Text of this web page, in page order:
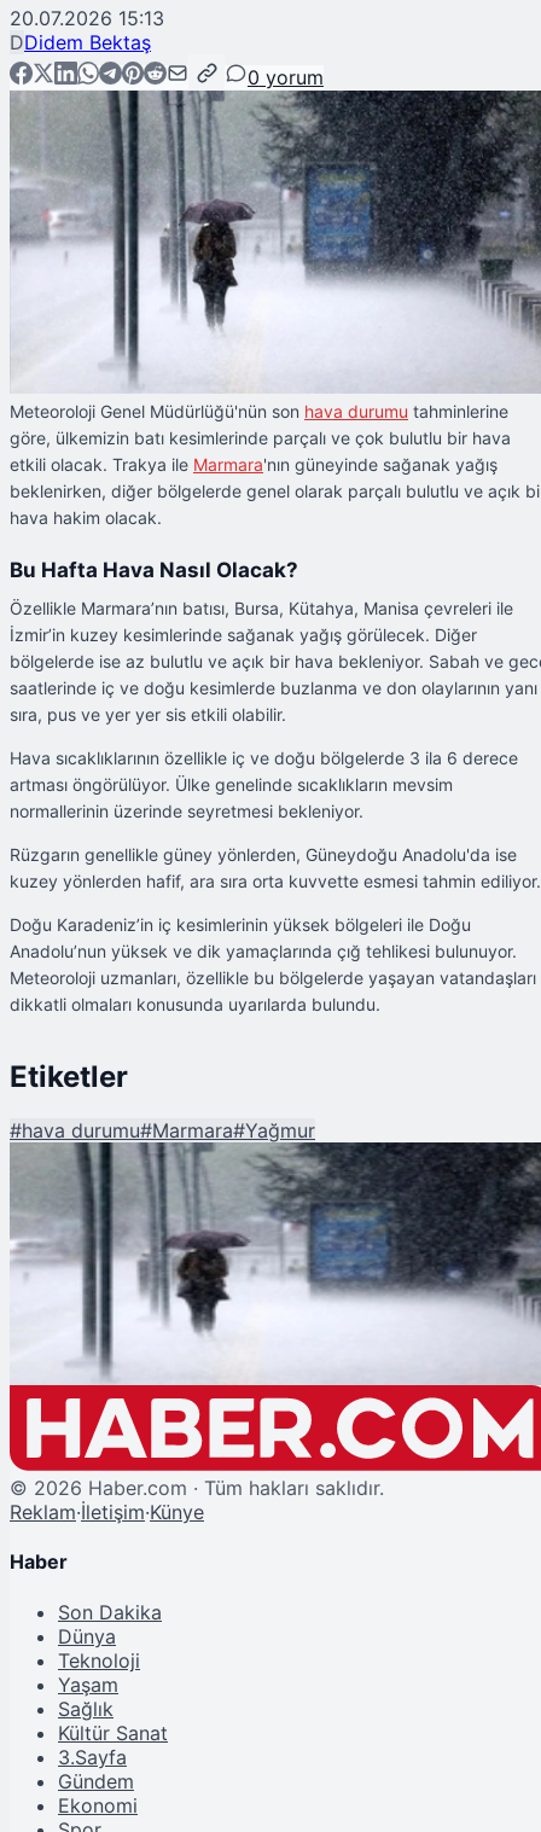
20.07.2026 15:13
DDidem Bektaş
0 yorum
Meteoroloji Genel Müdürlüğü'nün son hava durumu tahminlerine
göre, ülkemizin batı kesimlerinde parçalı ve çok bulutlu bir hava
etkili olacak. Trakya ile Marmara'nın güneyinde sağanak yağış
beklenirken, diğer bölgelerde genel olarak parçalı bulutlu ve açık
hava hakim olacak.
Bu Hafta Hava Nasıl Olacak?
Özellikle Marmara’nın batısı, Bursa, Kütahya, Manisa çevreleri ile
İzmir’in kuzey kesimlerinde sağanak yağış görülecek. Diğer
bölgelerde ise az bulutlu ve açık bir hava bekleniyor. Sabah ve
saatlerinde iç ve doğu kesimlerde buzlanma ve don olaylarının yanı
sıra, pus ve yer yer sis etkili olabilir.
Hava sıcaklıklarının özellikle iç ve doğu bölgelerde 3 ila 6 derece
artması öngörülüyor. Ülke genelinde sıcaklıkların mevsim
normallerinin üzerinde seyretmesi bekleniyor.
Rüzgarın genellikle güney yönlerden, Güneydoğu Anadolu'da ise
kuzey yönlerden hafif, ara sıra orta kuvvette esmesi tahmin ediliyor.
Doğu Karadeniz’in iç kesimlerinin yüksek bölgeleri ile Doğu
Anadolu’nun yüksek ve dik yamaçlarında çığ tehlikesi bulunuyor.
Meteoroloji uzmanları, özellikle bu bölgelerde yaşayan vatandaşları
dikkatli olmaları konusunda uyarılarda bulundu.
Etiketler
#hava durumu#Marmara#Yağmur
Şu An Okunan
Meteoroloji'den Trakya ve Marmara için Yağmur Uyarısı
© 2026 Haber.com · Tüm hakları saklıdır.
Reklam·İletişim·Künye
Haber
Son Dakika
Dünya
Teknoloji
Yaşam
Sağlık
Kültür Sanat
3.Sayfa
Gündem
Ekonomi